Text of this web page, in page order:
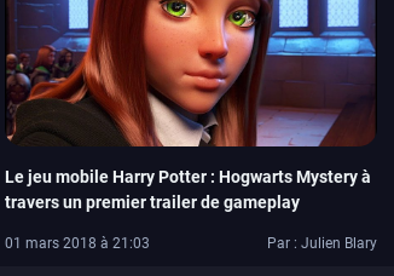
Le jeu mobile Harry Potter : Hogwarts Mystery à
travers un premier trailer de gameplay
01 mars 2018 à 21:03 Par : Julien Blary